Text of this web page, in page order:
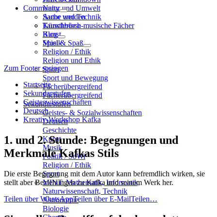
Natur und Umwelt
Sache und Technik
Künstlerisch-musische Fächer
Kunst
Musik
Religion / Ethik
Religion und Ethik
Sport
Sport und Bewegung
Fächerübergreifend
Fächerübergreifend
Sekundarstufen
Geistes- & Sozialwissenschaften
Deutsch
Geschichte
Kunst
Musik
Politik / SoWi
Religion / Ethik
Sport
MINT: Mathematik, Informatik,
Naturwissenschaft, Technik
Astronomie
Biologie
Community
Autor werden
Tauschbörse
Blog
Spiel & Spaß
Zum Footer springen
Startseite
Sekundarstufen
Geisteswissenschaften
Deutsch
Kreativ-Workshop Kafka
1. und 2. Stunde: Begegnungen und
Merkmale Kafkas Stils
Die erste Begegnung mit dem Autor kann befremdlich wirken, sie
stellt aber Beziehungen zu Kafka und seinem Werk her.
Teilen über WhatsAppTeilen über E-MailTeilen…